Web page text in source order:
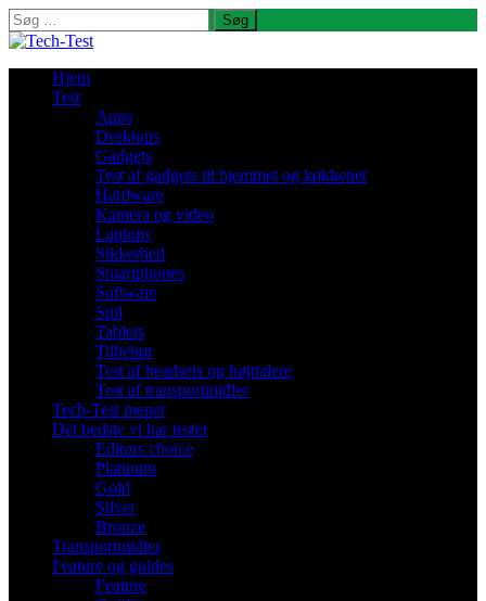
Søg
efter:
Hjem
Test
Apps
Desktops
Gadgets
Test af gadgets til hjemmet og køkkenet
Hardware
Kamera og video
Laptops
Sikkerhed
Smartphones
Software
Spil
Tablets
Tilbehør
Test af headsets og højttalere
Test af transportmidler
Tech-Test mener
Det bedste vi har testet
Editors choice
Platinum
Gold
Silver
Bronze
Transportmidler
Feature og guides
Feature